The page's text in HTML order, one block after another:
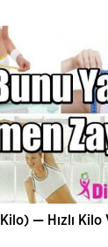
— Hızlı Kilo